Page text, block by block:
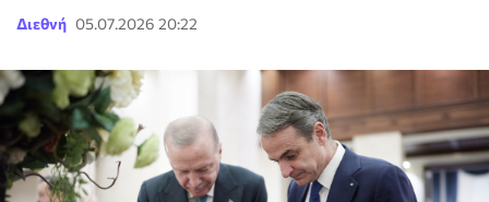
Διεθνή 05.07.2026 20:22